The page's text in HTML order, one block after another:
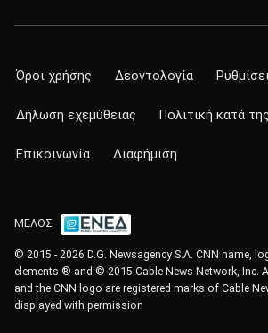
Όροι χρήσης Δεοντολογία
Δήλωση εχεμύθειας Πολιτική κατά
Επικοινωνία Διαφήμιση
ΜΕΛΟΣ
© 2015 - 2026 D.G. Newsagency S.A. CNN name,
elements ® and © 2015 Cable News Network, Inc.
and the CNN logo are registered marks of Cable
displayed with permission